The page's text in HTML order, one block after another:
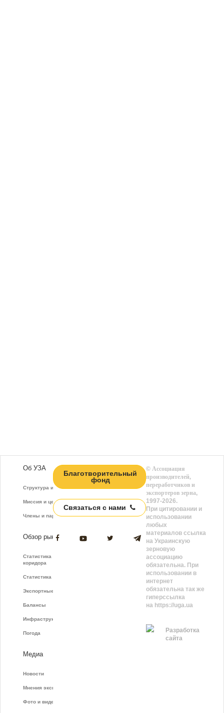
Об УЗА
Структура и функции
Миссия и цели
Члены и партнёры
Обзор рынка
Статистика зернового
коридора
Статистика фрахта
Экспортные показатели
Балансы
Инфраструктура
Погода
Медиа
Новости
Мнения экспертов
Фото и видео
Благотворительный
фонд
Связаться с нами
© Ассоциация
производителей,
переработчиков и
экспортеров зерна,
1997-2026.
При цитировании и
использовании
любых
материалов ссылка
на Украинскую
зерновую
ассоциацию
обязательна. При
использовании в
интернет
обязательна так же
гиперссылка
на https://uga.ua
Разработка
сайта